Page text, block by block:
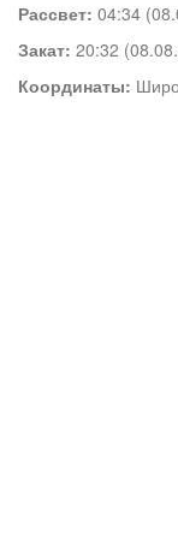
Рассвет: 04:34
Закат: 20:32
Координаты: